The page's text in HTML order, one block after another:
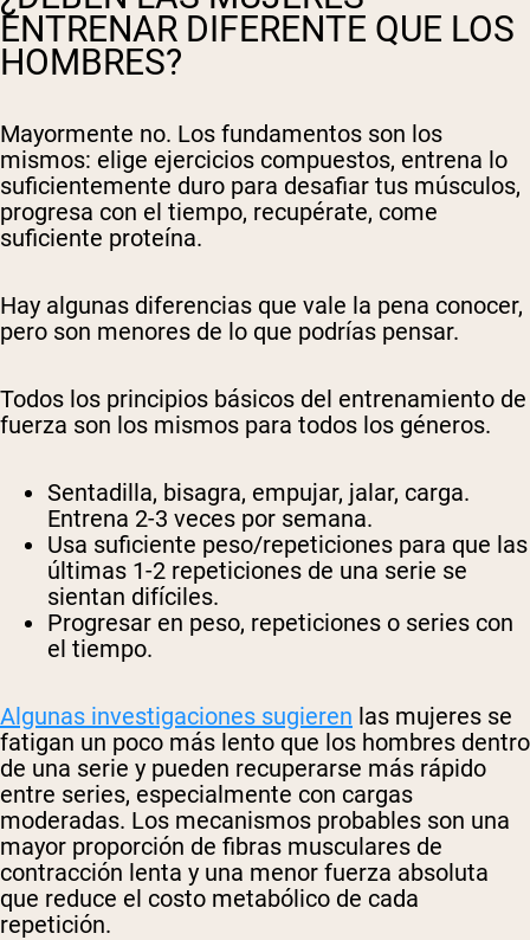
ENTRENAR DIFERENTE QUE LOS
HOMBRES?
Mayormente no. Los fundamentos son los
mismos: elige ejercicios compuestos, entrena lo
suficientemente duro para desafiar tus músculos,
progresa con el tiempo, recupérate, come
suficiente proteína.
Hay algunas diferencias que vale la pena conocer,
pero son menores de lo que podrías pensar.
Todos los principios básicos del entrenamiento de
fuerza son los mismos para todos los géneros.
Sentadilla, bisagra, empujar, jalar, carga.
Entrena 2-3 veces por semana.
Usa suficiente peso/repeticiones para que las
últimas 1-2 repeticiones de una serie se
sientan difíciles.
Progresar en peso, repeticiones o series con
el tiempo.
Algunas investigaciones sugieren las mujeres se
fatigan un poco más lento que los hombres dentro
de una serie y pueden recuperarse más rápido
entre series, especialmente con cargas
moderadas. Los mecanismos probables son una
mayor proporción de fibras musculares de
contracción lenta y una menor fuerza absoluta
que reduce el costo metabólico de cada
repetición.
Shipping Country: Language:
Comprar Ahora